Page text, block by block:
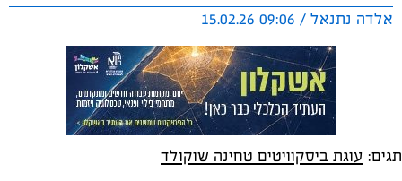
אלדה נתנאל / 09:06 15.02.26
תגים: עוגת ביסקוויטים טחינה שוקולד